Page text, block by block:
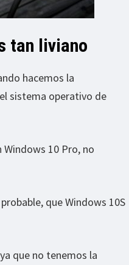
tan liviano
hacemos la
sistema operativo de
10 Pro, no
que Windows 10S
que no tenemos la